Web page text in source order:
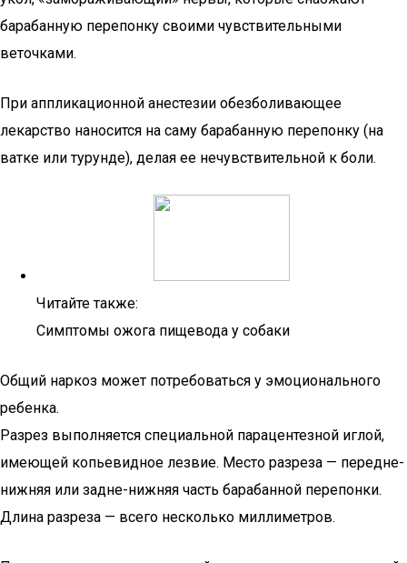
барабанную перепонку своими чувствительными
веточками.
При аппликационной анестезии обезболивающее
лекарство наносится на саму барабанную перепонку (на
ватке или турунде), делая ее нечувствительной к боли.
Читайте также:
Симптомы ожога пищевода у собаки
Общий наркоз может потребоваться у эмоционального
ребенка.
Разрез выполняется специальной парацентезной иглой,
имеющей копьевидное лезвие. Место разреза — передне-
нижняя или задне-нижняя часть барабанной перепонки.
Длина разреза — всего несколько миллиметров.